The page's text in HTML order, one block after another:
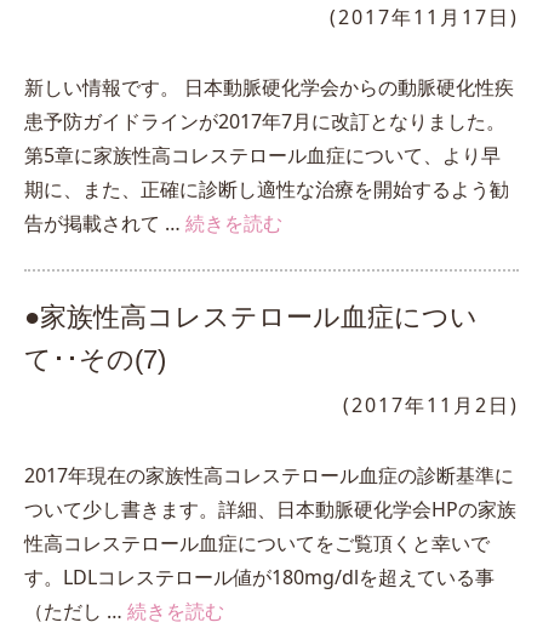
(2017年11月17日)
新しい情報です。 日本動脈硬化学会からの動脈硬化性疾
患予防ガイドラインが2017年7月に改訂となりました。
第5章に家族性高コレステロール血症について、より早
期に、また、正確に診断し適性な治療を開始するよう勧
告が掲載されて … 続きを読む
●家族性高コレステロール血症につい
て･･その(7)
(2017年11月2日)
2017年現在の家族性高コレステロール血症の診断基準に
ついて少し書きます。詳細、日本動脈硬化学会HPの家族
性高コレステロール血症についてをご覧頂くと幸いで
す。LDLコレステロール値が180mg/dlを超えている事
（ただし … 続きを読む